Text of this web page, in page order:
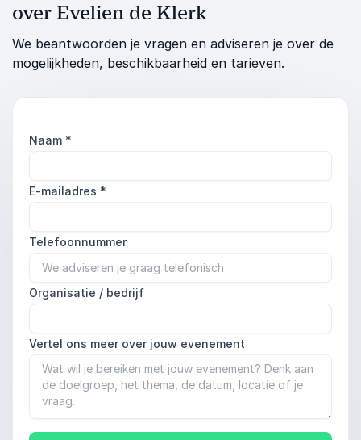
over Evelien de Klerk
We beantwoorden je vragen en adviseren je over de
mogelijkheden, beschikbaarheid en tarieven.
Naam *
E-mailadres *
Telefoonnummer
Organisatie / bedrijf
Vertel ons meer over jouw evenement